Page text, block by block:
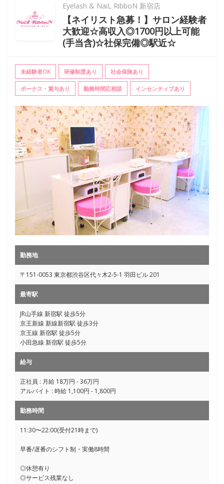
Eyelash & NaiL RibboN 新宿店
【ネイリスト急募！】サロン経験者
大歓迎☆高収入◎1700円以上可能
(手当含)☆社保完備◎駅近☆
未経験者OK 研修制度あり 社会保険あり
ボーナス・賞与あり 勤務時間応相談 インセンティブあり
勤務地
〒151-0053 東京都渋谷区代々木2-5-1 羽田ビル 201
最寄駅
JR山手線 新宿駅 徒歩5分
京王新線 新線新宿駅 徒歩3分
京王線 新宿駅 徒歩5分
小田急線 新宿駅 徒歩5分
給与
正社員 : 月給 18万円 - 36万円
アルバイト : 時給 1,100円 - 1,800円
勤務時間
11:30〜22:00(受付21時まで)
早番/遅番のシフト制・実働8時間
◎休憩有り
◎サービス残業なし